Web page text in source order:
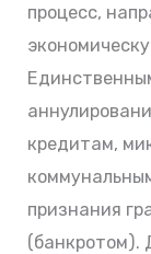
процесс,
кредитам,
признания
(банкротом).